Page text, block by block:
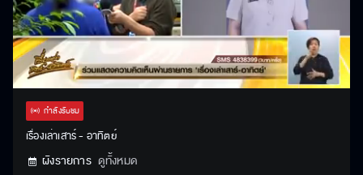
UnmuteStream Settings
กำลังรับชม
เรื่องเล่าเสาร์ - อาทิตย์
ผังรายการ ดูทั้งหมด